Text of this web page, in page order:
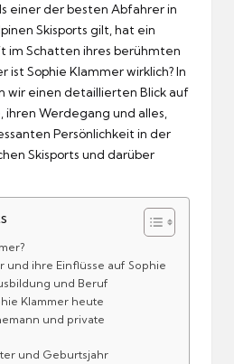
einer der besten Abfahrer in
Skisports gilt, hat ein
im Schatten ihres berühmten
ist Sophie Klammer wirklich? In
wir einen detaillierten Blick auf
ihren Werdegang und alles,
Persönlichkeit in der
Skisports und darüber
und ihre Einflüsse auf Sophie
und Beruf
Klammer heute
und private
und Geburtsjahr